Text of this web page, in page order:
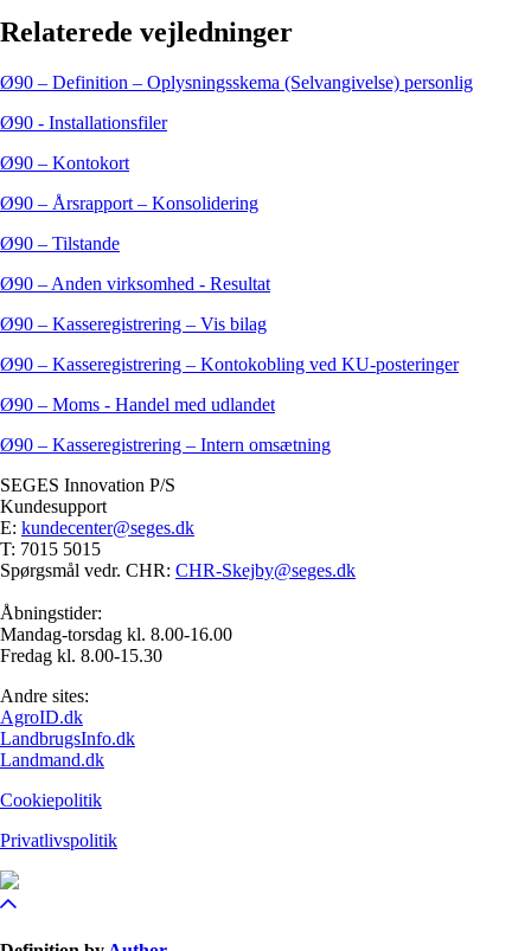
Relaterede vejledninger
Ø90 – Definition – Oplysningsskema (Selvangivelse) personlig
Ø90 - Installationsfiler
Ø90 – Kontokort
Ø90 – Årsrapport – Konsolidering
Ø90 – Tilstande
Ø90 – Anden virksomhed - Resultat
Ø90 – Kasseregistrering – Vis bilag
Ø90 – Kasseregistrering – Kontokobling ved KU-posteringer
Ø90 – Moms - Handel med udlandet
Ø90 – Kasseregistrering – Intern omsætning
SEGES Innovation P/S
Kundesupport
E: kundecenter@seges.dk
T: 7015 5015
Spørgsmål vedr. CHR: CHR-Skejby@seges.dk
Åbningstider:
Mandag-torsdag kl. 8.00-16.00
Fredag kl. 8.00-15.30
Andre sites:
AgroID.dk
LandbrugsInfo.dk
Landmand.dk
Cookiepolitik
Privatlivspolitik